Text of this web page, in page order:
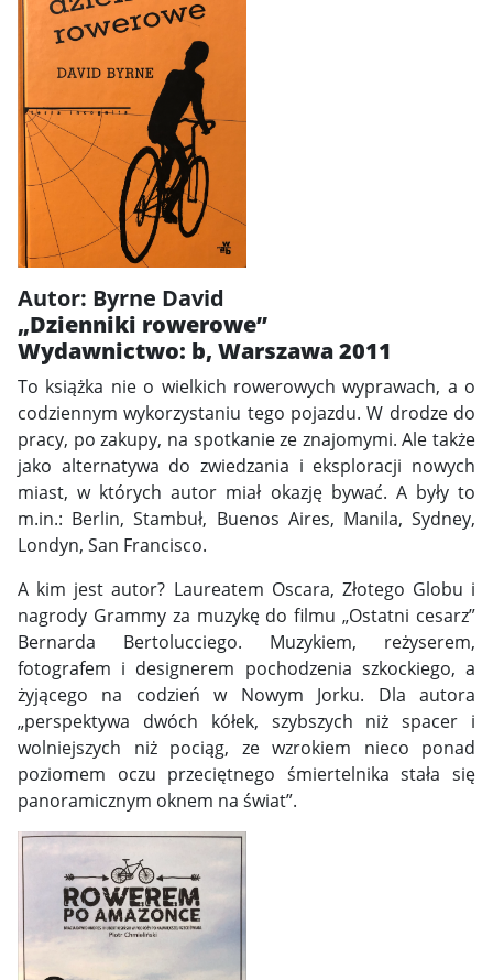
Autor: Byrne David
„Dzienniki rowerowe”
Wydawnictwo: b, Warszawa 2011
To książka nie o wielkich rowerowych wyprawach, a o
codziennym wykorzystaniu tego pojazdu. W drodze do
pracy, po zakupy, na spotkanie ze znajomymi. Ale także
jako alternatywa do zwiedzania i eksploracji nowych
miast, w których autor miał okazję bywać. A były to
m.in.: Berlin, Stambuł, Buenos Aires, Manila, Sydney,
Londyn, San Francisco.
A kim jest autor? Laureatem Oscara, Złotego Globu i
nagrody Grammy za muzykę do filmu „Ostatni cesarz”
Bernarda Bertolucciego. Muzykiem, reżyserem,
fotografem i designerem pochodzenia szkockiego, a
żyjącego na codzień w Nowym Jorku. Dla autora
„perspektywa dwóch kółek, szybszych niż spacer i
wolniejszych niż pociąg, ze wzrokiem nieco ponad
poziomem oczu przeciętnego śmiertelnika stała się
panoramicznym oknem na świat”.